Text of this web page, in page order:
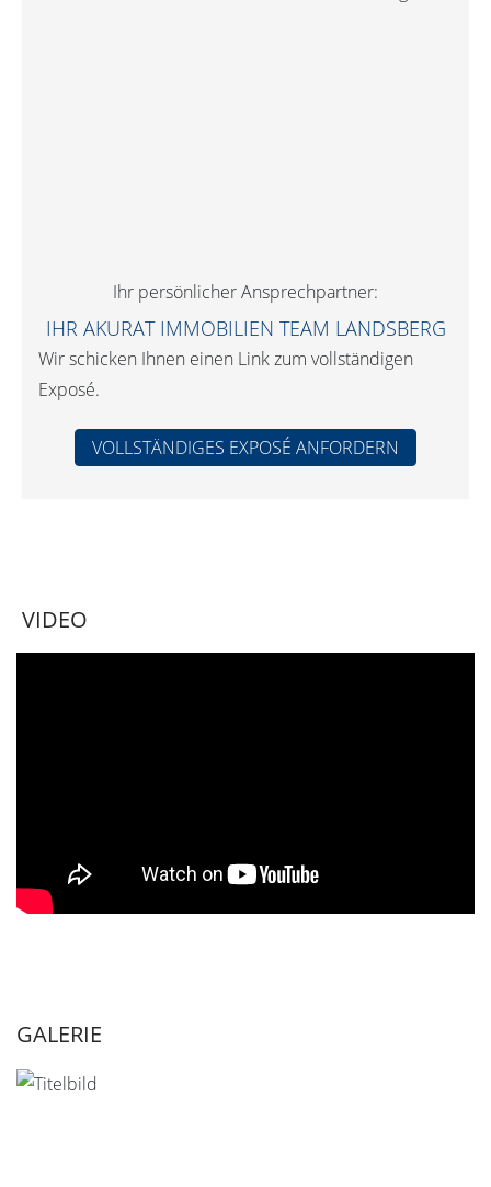
Ihr persönlicher Ansprechpartner:
IHR AKURAT IMMOBILIEN TEAM LANDSBERG
Wir schicken Ihnen einen Link zum vollständigen
Exposé.
VOLLSTÄNDIGES EXPOSÉ ANFORDERN
VIDEO
GALERIE